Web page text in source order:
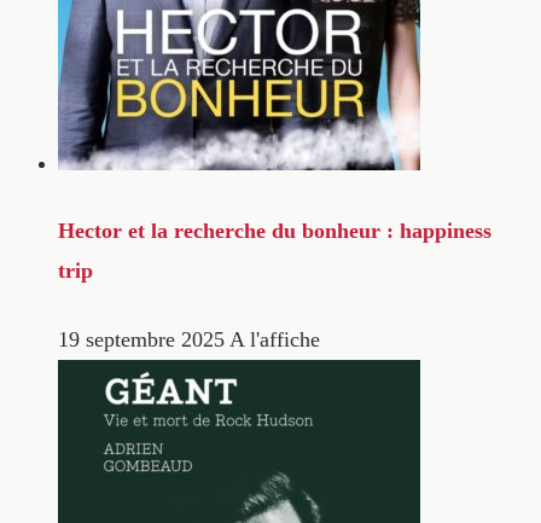
Hector et la recherche du bonheur : happiness
trip
19 septembre 2025 A l'affiche